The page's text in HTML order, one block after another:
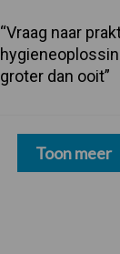
“Vraag naar
groter dan ooit”
Toon meer